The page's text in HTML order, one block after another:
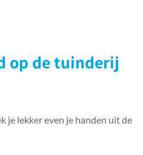
op de tuinderij
je lekker even je handen uit de